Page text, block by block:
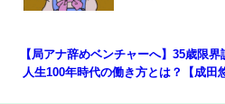
【局アナ辞めベンチャーへ】35歳限界
人生100年時代の働き方とは？【成田